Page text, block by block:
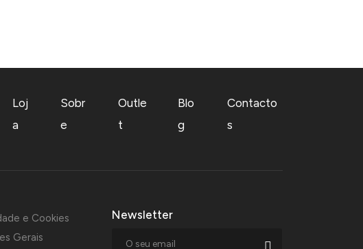
Loj
a
Sobr
e
Outle
t
Blo
g
Contacto
s
e Cookies
Gerais
Newsletter